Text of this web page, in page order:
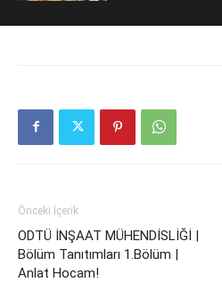
Önceki İçerik
ODTÜ İNŞAAT MÜHENDİSLİĞİ |
Bölüm Tanıtımları 1.Bölüm |
Anlat Hocam!